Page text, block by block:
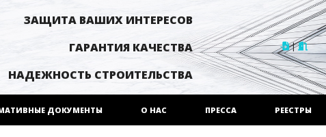
ЗАЩИТА ВАШИХ ИНТЕРЕСОВ
ГАРАНТИЯ КАЧЕСТВА
НАДЕЖНОСТЬ СТРОИТЕЛЬСТВА
|
ДОКУМЕНТЫ О НАС ПРЕССА РЕЕСТРЫ